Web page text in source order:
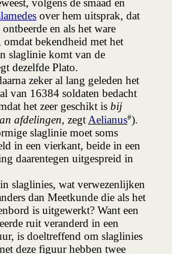
volgens de smaad en
over hem uitsprak, dat
en als het ware
omdat bekendheid met het
slaglinie komt van de
dezelfde Plato.
zeker al lang geleden het
van 16384 soldaten bedacht
het zeer geschikt is bij
afdelingen, zegtAelianus#).
slaglinie moet soms
in een vierkant, beide in een
daarentegen uitgespreid in
in slaglinies, wat verwezenlijken
dan Meetkunde die als het
is uitgewerkt? Want een
ruit veranderd in een
is doeltreffend om slaglinies
deze figuur hebben twee